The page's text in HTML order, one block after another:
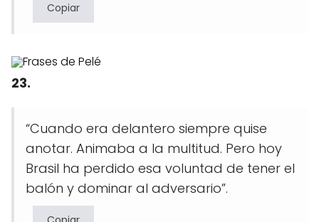
Copiar
23.
“Cuando era delantero siempre quise
anotar. Animaba a la multitud. Pero hoy
Brasil ha perdido esa voluntad de tener el
balón y dominar al adversario”.